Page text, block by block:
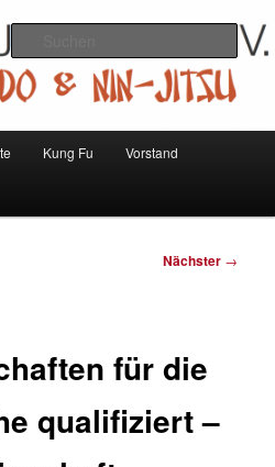
Kung Fu Vorstand
Nächster →
für die
qualifiziert –